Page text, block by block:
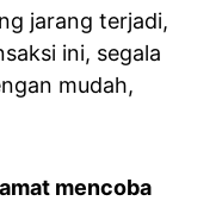
jarang terjadi,
ini, segala
mudah,
mencoba